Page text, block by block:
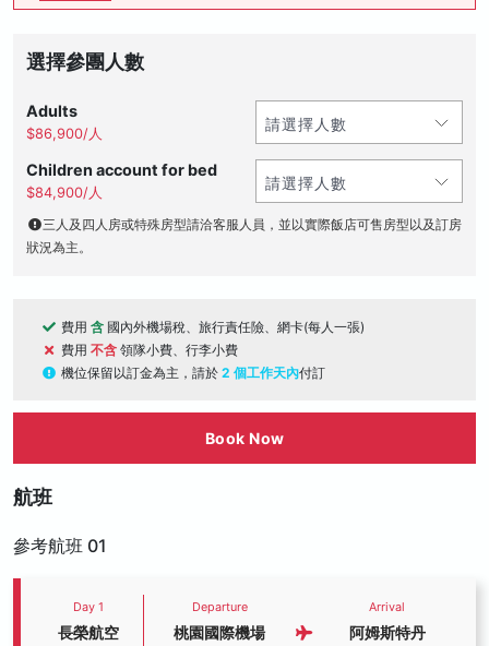
選擇參團人數
Adults
$86,900/人
Children account for bed
$84,900/人
三人及四人房或特殊房型請洽客服人員，並以實際飯店可售房型以及訂房
狀況為主。
費用 含 國內外機場稅、旅行責任險、網卡(每人一張)
費用 不含 領隊小費、行李小費
機位保留以訂金為主，請於 2 個工作天內付訂
Book Now
航班
參考航班 01
Day 1
長榮航空
Departure
桃園國際機場
Arrival
阿姆斯特丹